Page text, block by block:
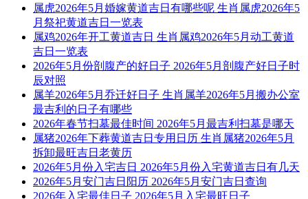
属虎2026年5月婚嫁黄道吉日有哪些呢 生肖属虎2026年5
月祭祀黄道吉日一览表
属鸡2026年开工黄道吉日 生肖属鸡2026年5月动工黄道
吉日一览表
2026年5月份剖腹产的好日子 2026年5月剖腹产好日子时
辰对照
属羊2026年5月乔迁好日子 生肖属羊2026年5月搬办公室
最吉利的日子有哪些
2026年春节扫墓最佳时间 2026年5月最吉利扫墓是哪天
属猪2026年下葬黄道吉日专用日历 生肖属猪2026年5月
拆卸最旺吉日老黄历
2026年5月份入宅吉日 2026年5月份入宅黄道吉日有几天
2026年5月安门吉日阳历 2026年5月安门吉日查询
2026年入宅最佳日子 2026年5月入宅最旺日子